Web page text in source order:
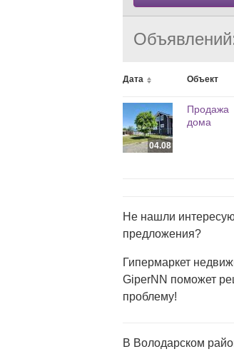
Дата Объект
04.08
Продажа
дома
Не нашли
предложения?
Гипермаркет
GiperNN поможет
проблему!
В Володарском